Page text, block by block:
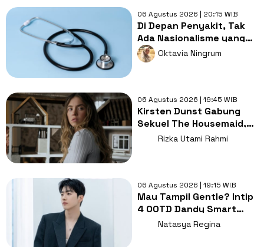
06 Agustus 2026 | 20:15 WIB
Di Depan Penyakit, Tak
Ada Nasionalisme yang
Lebih Penting dari
Kesembuhan
Oktavia Ningrum
06 Agustus 2026 | 19:45 WIB
Kirsten Dunst Gabung
Sekuel The Housemaid,
Intip Sinopsis dan Jadwal
Rizka Utami Rahmi
06 Agustus 2026 | 19:15 WIB
Mau Tampil Gentle? Intip
4 OOTD Dandy Smart
Casual ala Kang Hoon
Natasya Regina